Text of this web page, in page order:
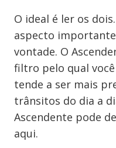
O ideal é ler os
aspecto
vontade. O
filtro pelo qual
tende a ser mais
trânsitos do dia a
Ascendente pode
aqui.